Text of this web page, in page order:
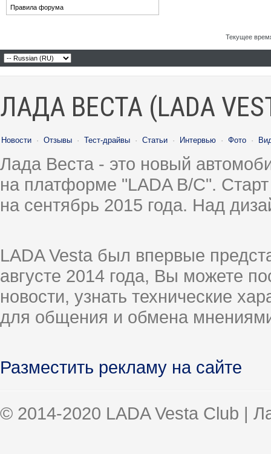
Правила форума
Текущее
ЛАДА ВЕСТА (LADA
Новости · Отзывы · Тест-драйвы · Статьи · Интервью · Фото ·
Лада Веста - это новый
на платформе "LADA B/C".
на сентябрь 2015 года. Над
LADA Vesta был впервые
августе 2014 года, Вы можете
новости, узнать технические
для общения и обмена
Разместить рекламу на сайте
© 2014-2020 LADA Vesta Club |